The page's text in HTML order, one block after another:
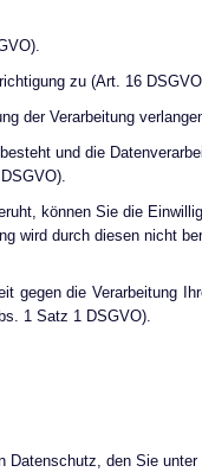
zu (Art. 16
der Verarbeitung
und die
können Sie die
wird durch diesen nicht
gegen die Verarbeitung
1 Satz 1 DSGVO).
den Sie